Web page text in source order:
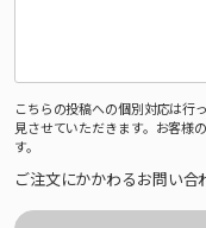
こちらの投稿への個別対応は行
見させていただきます。お客様
す。
ご注文にかかわるお問い合